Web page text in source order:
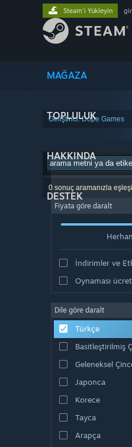
MAĞAZA
TOPLULUK
HAKKINDA
DESTEK
Steam'i Yükleyin
Geliştirici: Dope Games
0 sonuç aramanızla
Fiyata göre daralt
İndirimler ve
Oynaması
Dile göre daralt
Türkçe
Basitleştirilmiş
Geleneksel
Japonca
Korece
Tayca
Arapça